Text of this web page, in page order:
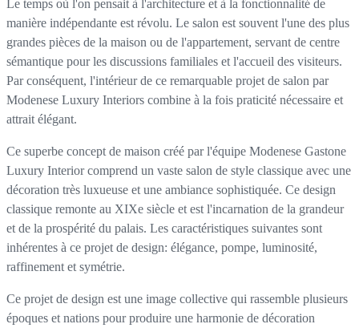
Le temps où l'on pensait à l'architecture et à la fonctionnalité de
manière indépendante est révolu. Le salon est souvent l'une des plus
grandes pièces de la maison ou de l'appartement, servant de centre
sémantique pour les discussions familiales et l'accueil des visiteurs.
Par conséquent, l'intérieur de ce remarquable projet de salon par
Modenese Luxury Interiors combine à la fois praticité nécessaire et
attrait élégant.
Ce superbe concept de maison créé par l'équipe Modenese Gastone
Luxury Interior comprend un vaste salon de style classique avec une
décoration très luxueuse et une ambiance sophistiquée. Ce design
classique remonte au XIXe siècle et est l'incarnation de la grandeur
et de la prospérité du palais. Les caractéristiques suivantes sont
inhérentes à ce projet de design: élégance, pompe, luminosité,
raffinement et symétrie.
Ce projet de design est une image collective qui rassemble plusieurs
époques et nations pour produire une harmonie de décoration